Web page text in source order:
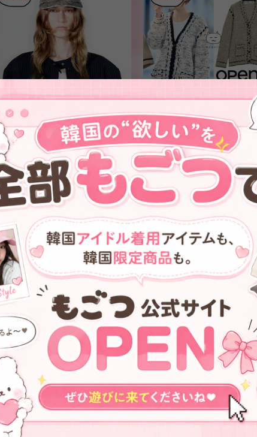
★【OPEN YY】YY CAMO BALL
CAP (KHAKI)
¥9,200
SOLD OUT
★aespa カリナ 着用！！
【open Yy】 TWEED
CARDIGAN, BEIGE
¥32,600
在庫少なめ★Red Velvet スルギ
着用！！【openYy】FLOWER
BOX T-SHIRT, BLACK
★IVE アンユジン 着用
【open Yy】EMBLEM
SHOULDER TOP, BLACK
SOLD OUT